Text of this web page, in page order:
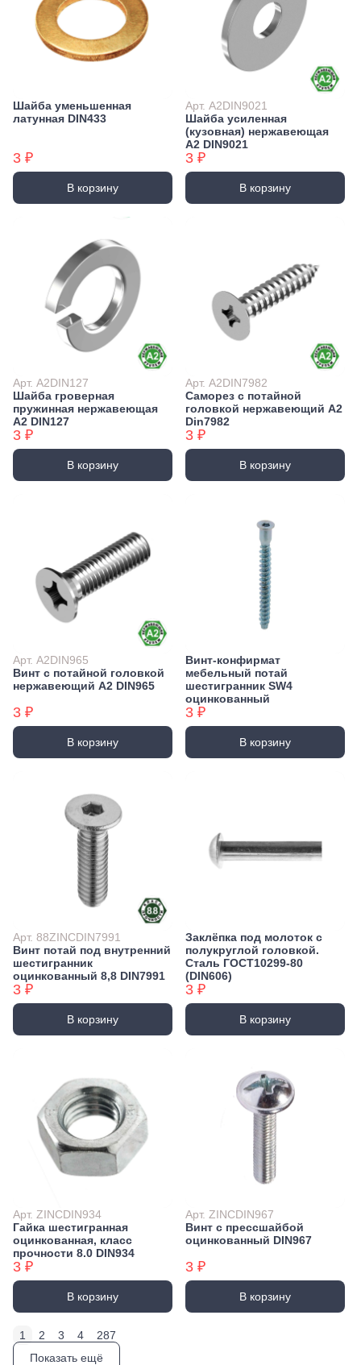
Шайба уменьшенная
латунная DIN433
3 ₽
В корзину
Арт. А2DIN9021
Шайба усиленная
(кузовная) нержавеющая
А2 DIN9021
3 ₽
В корзину
Арт. А2DIN127
Шайба гроверная
пружинная нержавеющая
А2 DIN127
3 ₽
В корзину
Арт. А2DIN7982
Саморез с потайной
головкой нержавеющий А2
Din7982
3 ₽
В корзину
Арт. А2DIN965
Винт с потайной головкой
нержавеющий А2 DIN965
3 ₽
В корзину
Винт-конфирмат
мебельный потай
шестигранник SW4
оцинкованный
3 ₽
В корзину
Арт. 88ZINCDIN7991
Винт потай под внутренний
шестигранник
оцинкованный 8,8 DIN7991
3 ₽
В корзину
Заклёпка под молоток с
полукруглой головкой.
Сталь ГОСТ10299-80
(DIN606)
3 ₽
В корзину
Арт. ZINCDIN934
Гайка шестигранная
оцинкованная, класс
прочности 8.0 DIN934
3 ₽
В корзину
Арт. ZINCDIN967
Винт с прессшайбой
оцинкованный DIN967
3 ₽
В корзину
1 2 3 4
287
Показать ещё